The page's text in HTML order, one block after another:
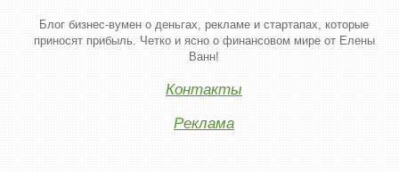
Блог бизнес-вумен о деньгах, рекламе и стартапах, которые
приносят прибыль. Четко и ясно о финансовом мире от Елены
Ванн!
Контакты
Реклама